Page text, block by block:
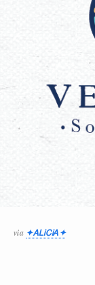
via ✦ᎪᏞᎥᏟᎥᎪ✦